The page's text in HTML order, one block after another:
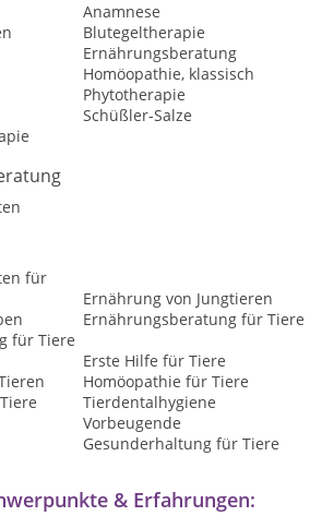
Anamnese
Blutegeltherapie
Ernährungsberatung
Homöopathie, klassisch
Phytotherapie
Schüßler-Salze
für
Ernährung von Jungtieren
Ernährungsberatung für Tiere
für Tiere
Erste Hilfe für Tiere
Homöopathie für Tiere
Tierdentalhygiene
Vorbeugende
Gesunderhaltung für Tiere
& Erfahrungen: